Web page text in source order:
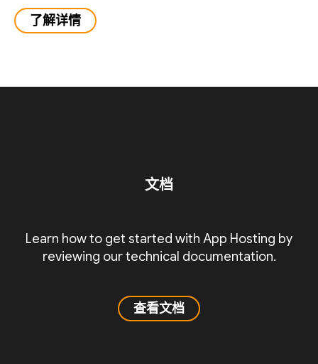
了解详情
文档
Learn how to get started with App Hosting by
reviewing our technical documentation.
查看文档